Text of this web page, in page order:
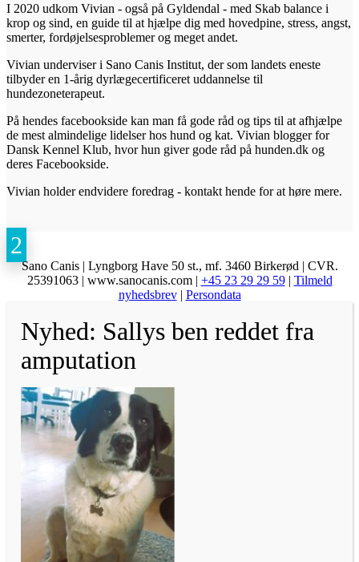
I 2020 udkom Vivian - også på Gyldendal - med Skab balance i
krop og sind, en guide til at hjælpe dig med hovedpine, stress, angst,
smerter, fordøjelsesproblemer og meget andet.
Vivian underviser i Sano Canis Institut, der som landets eneste
tilbyder en 1-årig dyrlægecertificeret uddannelse til
hundezoneterapeut.
På hendes facebookside kan man få gode råd og tips til at afhjælpe
de mest almindelige lidelser hos hund og kat. Vivian blogger for
Dansk Kennel Klub, hvor hun giver gode råd på hunden.dk og
deres Facebookside.
Vivian holder endvidere foredrag - kontakt hende for at høre mere.
Sano Canis | Lyngborg Have 50 st., mf. 3460 Birkerød | CVR.
25391063 | www.sanocanis.com | +45 23 29 29 59| Tilmeld
nyhedsbrev| Persondata
Nyhed: Sallys ben reddet fra
amputation